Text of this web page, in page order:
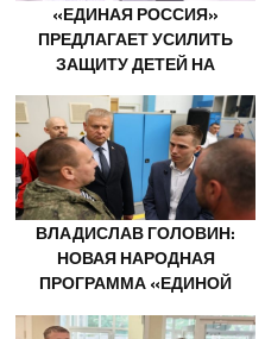
«ЕДИНАЯ РОССИЯ»
ПРЕДЛАГАЕТ УСИЛИТЬ
ЗАЩИТУ ДЕТЕЙ НА
ВЛАДИСЛАВ ГОЛОВИН:
НОВАЯ НАРОДНАЯ
ПРОГРАММА «ЕДИНОЙ
ОРИЕНТИРОВАНА НА